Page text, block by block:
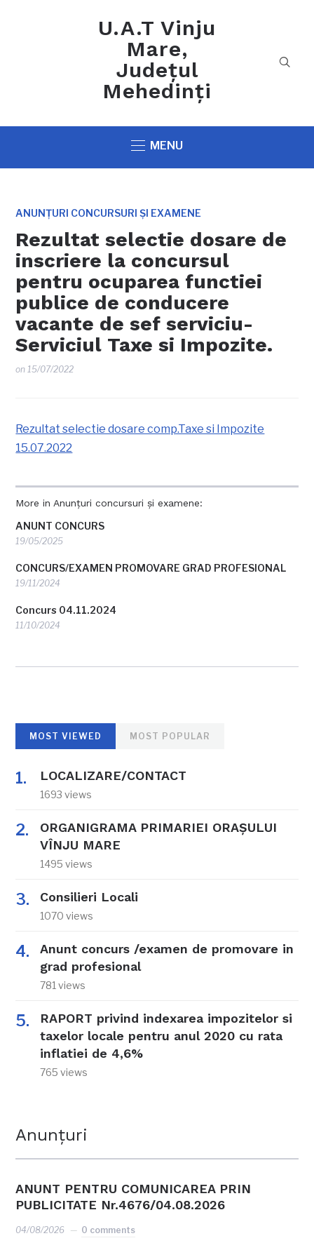
U.A.T Vinju
Mare,
Județul
Mehedinți
MENU
ANUNȚURI CONCURSURI ȘI EXAMENE
Rezultat selectie dosare de
inscriere la concursul
pentru ocuparea functiei
publice de conducere
vacante de sef serviciu-
Serviciul Taxe si Impozite.
on15/07/2022
More in Anunțuri concursuri și examene:
ANUNT CONCURS
19/05/2025
CONCURS/EXAMEN PROMOVARE GRAD PROFESIONAL
19/11/2024
Concurs 04.11.2024
11/10/2024
Rezultat selectie dosare comp.Taxe si Impozite
15.07.2022
MOST VIEWED MOST POPULAR
LOCALIZARE/CONTACT
1693 views
ORGANIGRAMA PRIMARIEI ORAŞULUI
VÎNJU MARE
1495 views
Consilieri Locali
1070 views
Anunt concurs /examen de promovare in
grad profesional
781 views
RAPORT privind indexarea impozitelor si
taxelor locale pentru anul 2020 cu rata
inflatiei de 4,6%
765 views
Anunțuri
ANUNT PENTRU COMUNICAREA PRIN
PUBLICITATE Nr.4676/04.08.2026
04/08/2026 0 comments